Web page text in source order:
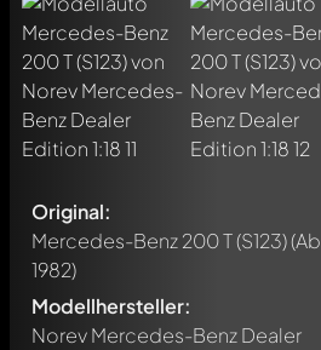
Original:
Mercedes-Benz 200 T (S123)(Ab
1982)
Modellhersteller:
Norev Mercedes-Benz Dealer